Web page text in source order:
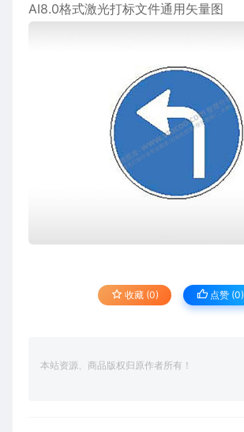
AI8.0格式激光打标文件通用矢量图
收藏 (0) 点赞 (0)
本站资源、商品版权归原作者所有！